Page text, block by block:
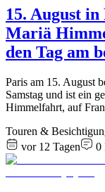
15. August
Mariä
den Tag am
Paris am 15. August
Samstag und ist ein
Himmelfahrt, auf
Touren &
vor 12 Tagen
0